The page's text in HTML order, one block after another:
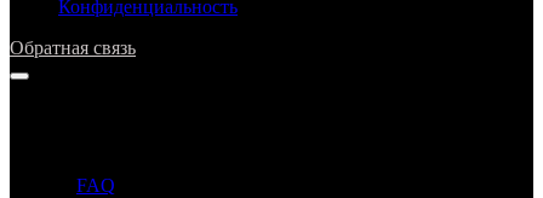
Конфиденциальность
Обратная связь
FAQ